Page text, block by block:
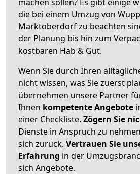
die bei einem Umzug von
Marktoberdorf zu beachten
der Planung bis hin zum
kostbaren Hab & Gut.
Wenn Sie durch Ihren
nicht wissen, was Sie zuerst
übernehmen unsere Partner
Ihnen kompetente Angebote
einer Checkliste. Zögern Sie
Dienste in Anspruch zu
sich zurück. Vertrauen Sie
Erfahrung in der
sich Angebote.